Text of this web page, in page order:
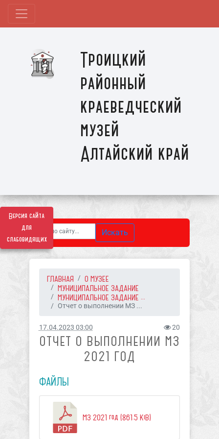
Версия сайта
для
слабовидящих
Троицкий
районный
краеведческий
музей
Алтайский край
Искать
ГЛАВНАЯ
О МУЗЕЕ
МУНИЦИПАЛЬНОЕ ЗАДАНИЕ
МУНИЦИПАЛЬНОЕ ЗАДАНИЕ ...
Отчет о выполнении МЗ ...
17.04.2023 03:00 20
ОТЧЕТ О ВЫПОЛНЕНИИ МЗ
2021 ГОД
ФАЙЛЫ
МЗ 2021 год (861.5 KiB)